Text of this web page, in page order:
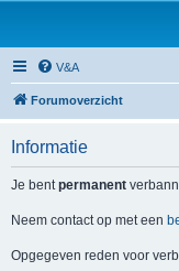
V&A
Forumoverzicht
Informatie
Je bentpermanent
Neem contact op met een
Opgegeven reden voor